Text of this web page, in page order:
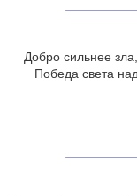
Добро сильнее
Победа света